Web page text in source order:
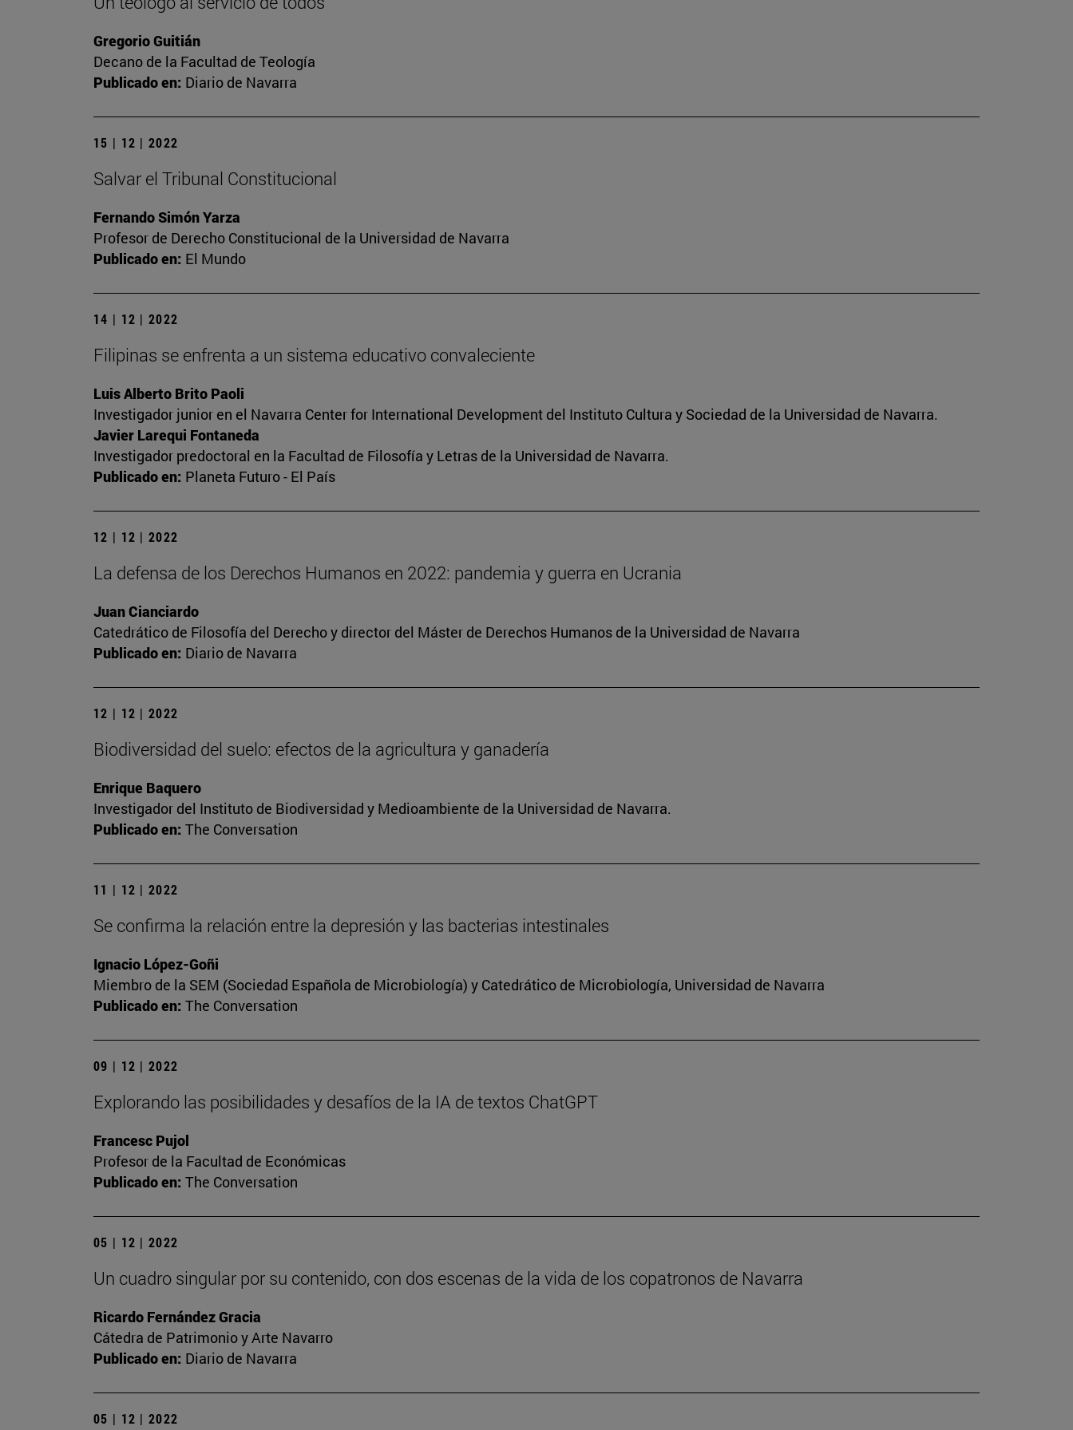
Gregorio Guitián
Decano de la Facultad de Teología
Publicado en: Diario de Navarra
15 | 12 | 2022
Salvar el Tribunal Constitucional
Fernando Simón Yarza
Profesor de Derecho Constitucional de la Universidad de Navarra
Publicado en: El Mundo
14 | 12 | 2022
Filipinas se enfrenta a un sistema educativo convaleciente
Luis Alberto Brito Paoli
Investigador junior en el Navarra Center for International Development del Instituto Cultura y Sociedad de la Universidad de Navarra.
Javier Larequi Fontaneda
Investigador predoctoral en la Facultad de Filosofía y Letras de la Universidad de Navarra.
Publicado en: Planeta Futuro - El País
12 | 12 | 2022
La defensa de los Derechos Humanos en 2022: pandemia y guerra en Ucrania
Juan Cianciardo
Catedrático de Filosofía del Derecho y director del Máster de Derechos Humanos de la Universidad de Navarra
Publicado en: Diario de Navarra
12 | 12 | 2022
Biodiversidad del suelo: efectos de la agricultura y ganadería
Enrique Baquero
Investigador del Instituto de Biodiversidad y Medioambiente de la Universidad de Navarra.
Publicado en: The Conversation
11 | 12 | 2022
Se confirma la relación entre la depresión y las bacterias intestinales
Ignacio López-Goñi
Miembro de la SEM (Sociedad Española de Microbiología) y Catedrático de Microbiología, Universidad de Navarra
Publicado en: The Conversation
09 | 12 | 2022
Explorando las posibilidades y desafíos de la IA de textos ChatGPT
Francesc Pujol
Profesor de la Facultad de Económicas
Publicado en: The Conversation
05 | 12 | 2022
Un cuadro singular por su contenido, con dos escenas de la vida de los copatronos de Navarra
Ricardo Fernández Gracia
Cátedra de Patrimonio y Arte Navarro
Publicado en: Diario de Navarra
05 | 12 | 2022